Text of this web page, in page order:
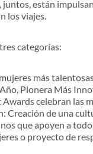
juntos, están
los viajes.
categorías:
más
Pionera Más
celebran las
Creación de una
que apoyen a
o proyecto de